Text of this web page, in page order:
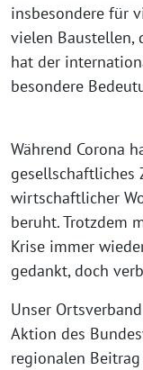
insbesondere für
vielen Baustellen,
hat der
besondere
Während Corona
gesellschaftliches
wirtschaftlicher
beruht. Trotzdem
Krise immer
gedankt, doch
Unser
Aktion des
regionalen